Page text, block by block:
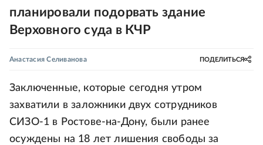
планировали подорвать здание
Верховного суда в КЧР
Анастасия Селиванова ПОДЕЛИТЬСЯ
Заключенные, которые сегодня утром
захватили в заложники двух сотрудников
СИЗО-1 в Ростове-на-Дону, были ранее
осуждены на 18 лет лишения свободы за